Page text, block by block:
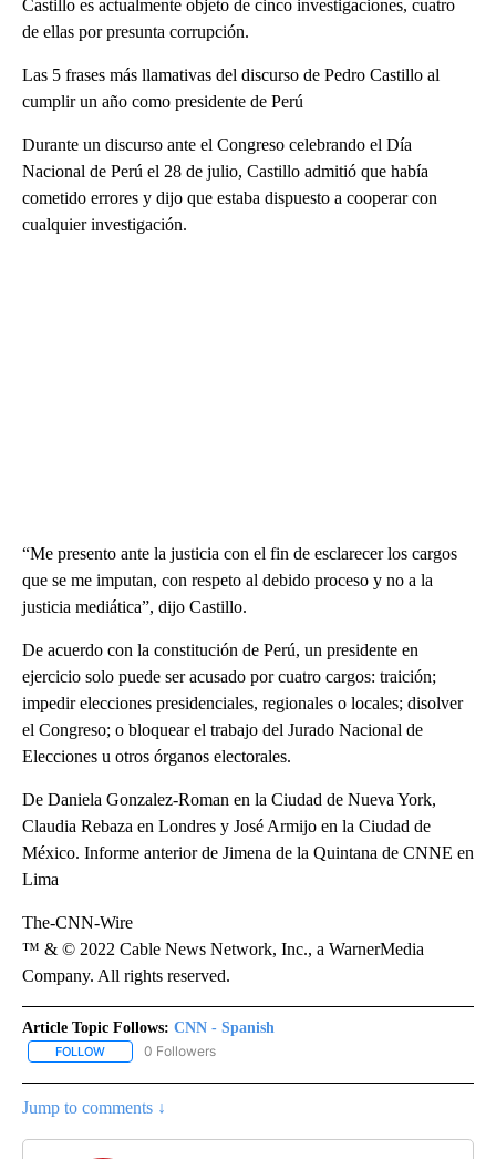
Castillo es actualmente objeto de cinco investigaciones, cuatro
de ellas por presunta corrupción.
Las 5 frases más llamativas del discurso de Pedro Castillo al
cumplir un año como presidente de Perú
Durante un discurso ante el Congreso celebrando el Día
Nacional de Perú el 28 de julio, Castillo admitió que había
cometido errores y dijo que estaba dispuesto a cooperar con
cualquier investigación.
“Me presento ante la justicia con el fin de esclarecer los cargos
que se me imputan, con respeto al debido proceso y no a la
justicia mediática”, dijo Castillo.
De acuerdo con la constitución de Perú, un presidente en
ejercicio solo puede ser acusado por cuatro cargos: traición;
impedir elecciones presidenciales, regionales o locales; disolver
el Congreso; o bloquear el trabajo del Jurado Nacional de
Elecciones u otros órganos electorales.
De Daniela Gonzalez-Roman en la Ciudad de Nueva York,
Claudia Rebaza en Londres y José Armijo en la Ciudad de
México. Informe anterior de Jimena de la Quintana de CNNE en
Lima
The-CNN-Wire
™ & © 2022 Cable News Network, Inc., a WarnerMedia
Company. All rights reserved.
Article Topic Follows: CNN - Spanish
FOLLOW FOLLOW "CNN - SPANISH" TO RECEIVE NOTIFICATIONS ABOUT
0 Followers
Jump to comments ↓